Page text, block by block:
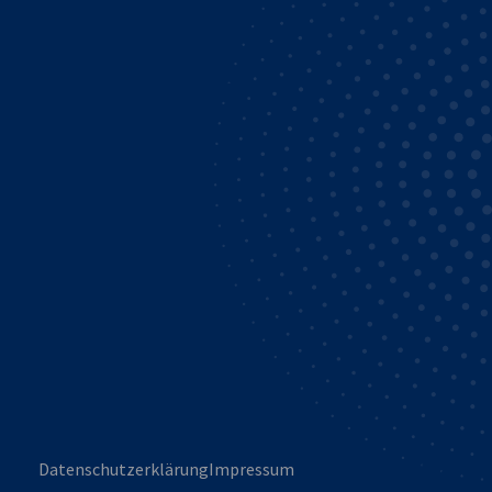
DatenschutzerklärungImpressum